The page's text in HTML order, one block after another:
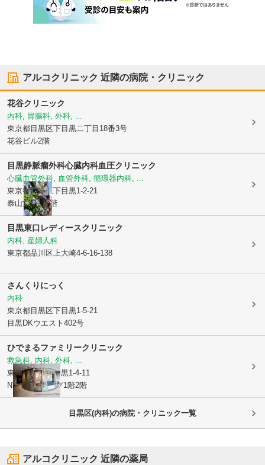
アルコクリニック 近隣の病院・クリニック
花谷クリニック
内科, 胃腸科, 外科, ...
東京都目黒区下目黒二丁目18番3号
花谷ビル2階
目黒静脈瘤外科心臓内科血圧クリニック
心臓血管外科, 血管外科, 循環器内科, ...
東京都目黒区下目黒1-2-21
泰山堂ビル3階
目黒東口レディースクリニック
内科, 産婦人科
東京都品川区上大崎4-6-16-138
さんくりにっく
内科
東京都目黒区下目黒1-5-21
目黒DKウエスト402号
ひでまるファミリークリニック
救急科, 内科, 外科, ...
東京都目黒区目黒1-4-11
NTビルディング1階2階
目黒区(内科)の病院・クリニック一覧
アルコクリニック 近隣の薬局